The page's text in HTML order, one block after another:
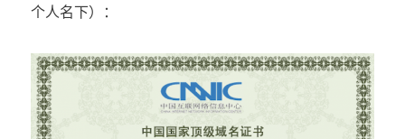
个人名下）：